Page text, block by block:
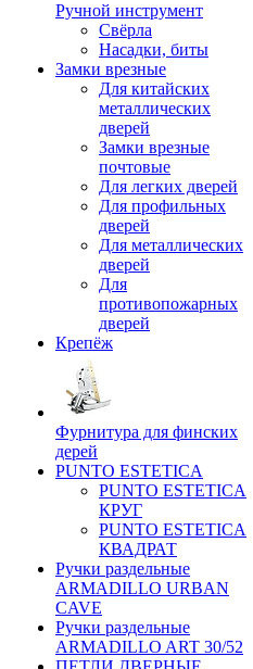
Ручной инструмент
Свёрла
Насадки, биты
Замки врезные
Для китайских
металлических
дверей
Замки врезные
почтовые
Для легких дверей
Для профильных
дверей
Для металлических
дверей
Для
противопожарных
дверей
Крепёж
Фурнитура для финских
дерей
PUNTO ESTETICA
PUNTO ESTETICA
КРУГ
PUNTO ESTETICA
КВАДРАТ
Ручки раздельные
ARMADILLO URBAN
CAVE
Ручки раздельные
ARMADILLO ART 30/52